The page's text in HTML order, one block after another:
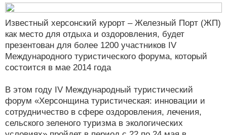
Известный херсонский курорт – Железный Порт (ЖП)
как место для отдыха и оздоровления, будет
презентован для более 1200 участников IV
Международного туристического форума, который
состоится в мае 2014 года
В этом году IV Международный туристический
форум «Херсонщина туристическая: инновации и
сотрудничество в сфере оздоровления, лечения,
сельского зеленого туризма в экологических